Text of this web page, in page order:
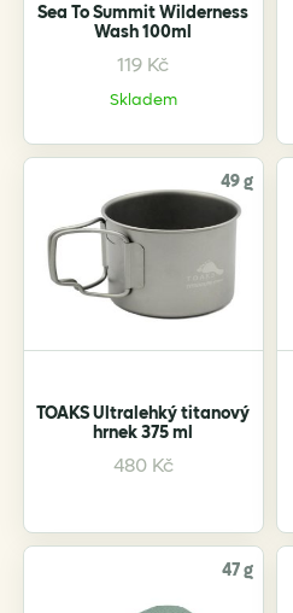
product
page
Sea To Summit Wilderness
Wash 100ml
119 Kč
Skladem
49 g
TOAKS Ultralehký titanový
hrnek 375 ml
480 Kč
47 g